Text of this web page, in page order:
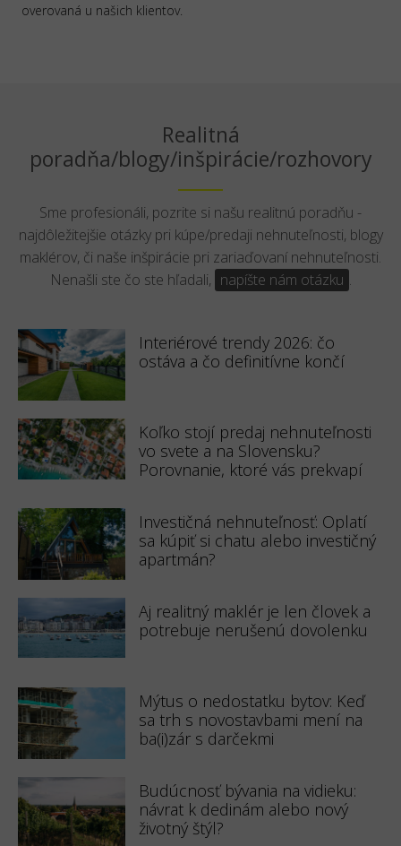
overovaná u našich klientov.
Realitná
poradňa/blogy/inšpirácie/rozhovory
Sme profesionáli, pozrite si našu realitnú poradňu -
najdôležitejšie otázky pri kúpe/predaji nehnuteľnosti, blogy
maklérov, či naše inšpirácie pri zariaďovaní nehnuteľnosti.
Nenašli ste čo ste hľadali, napíšte nám otázku .
Interiérové trendy 2026: čo
ostáva a čo definitívne končí
Koľko stojí predaj nehnuteľnosti
vo svete a na Slovensku?
Porovnanie, ktoré vás prekvapí
Investičná nehnuteľnosť: Oplatí
sa kúpiť si chatu alebo investičný
apartmán?
Aj realitný maklér je len človek a
potrebuje nerušenú dovolenku
Mýtus o nedostatku bytov: Keď
sa trh s novostavbami mení na
ba(i)zár s darčekmi
Budúcnosť bývania na vidieku:
návrat k dedinám alebo nový
životný štýl?